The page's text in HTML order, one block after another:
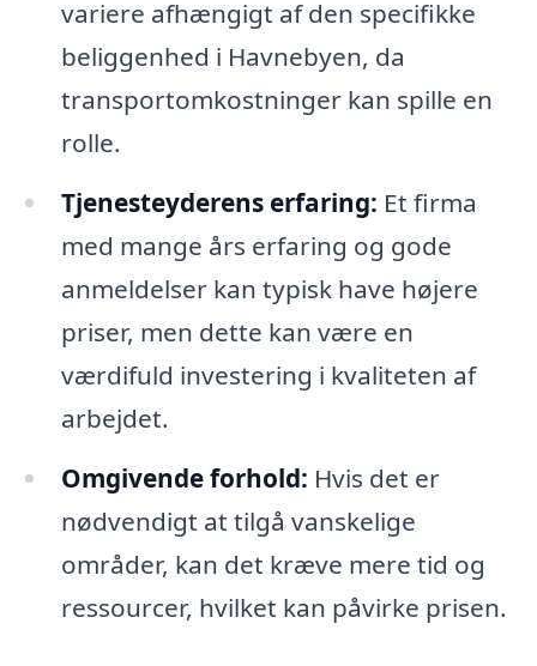
variere afhængigt af den specifikke
beliggenhed i Havnebyen, da
transportomkostninger kan spille en
rolle.
Tjenesteyderens erfaring: Et firma
med mange års erfaring og gode
anmeldelser kan typisk have højere
priser, men dette kan være en
værdifuld investering i kvaliteten af
arbejdet.
Omgivende forhold: Hvis det er
nødvendigt at tilgå vanskelige
områder, kan det kræve mere tid og
ressourcer, hvilket kan påvirke prisen.